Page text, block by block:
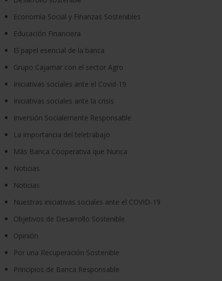
Economía Social y Finanzas Sostenibles
Educación Financiera
El papel esencial de la banca
Grupo Cajamar con el sector Agro
Iniciativas sociales ante el Covid-19
Iniciativas sociales ante la crisis
Inversión Socialemente Responsable
La importancia del teletrabajo
Más Banca Cooperativa que Nunca
Noticias
Noticias
Nuestras iniciativas sociales ante el COVID-19
Objetivos de Desarrollo Sostenible
Opinión
Por una Recuperación Sostenible
Principios de Banca Responsable